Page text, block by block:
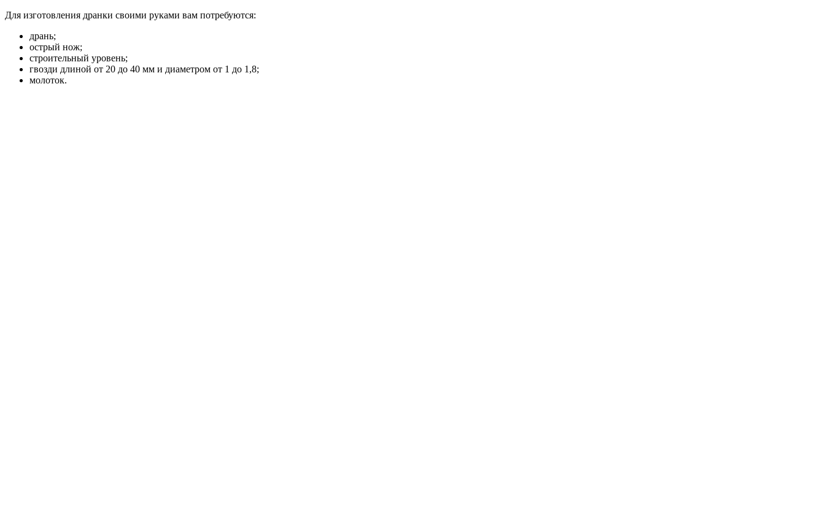
Для изготовления дранки своими руками вам потребуются:
дрань;
острый нож;
строительный уровень;
гвозди длиной от 20 до 40 мм и диаметром от 1 до 1,8;
молоток.